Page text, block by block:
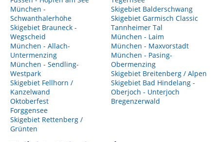
München -
Schwanthalerhöhe
Skigebiet Brauneck -
Wegscheid
München - Allach-
Untermenzing
München - Sendling-
Westpark
Skigebiet Fellhorn /
Kanzelwand
Oktoberfest
Forggensee
Skigebiet Rettenberg /
Grünten
Skigebiet Balderschwang
Skigebiet Garmisch Classic
Tannheimer Tal
München - Laim
München - Maxvorstadt
München - Pasing-
Obermenzing
Skigebiet Breitenberg / Alpen
Skigebiet Bad Hindelang -
Oberjoch - Unterjoch
Bregenzerwald